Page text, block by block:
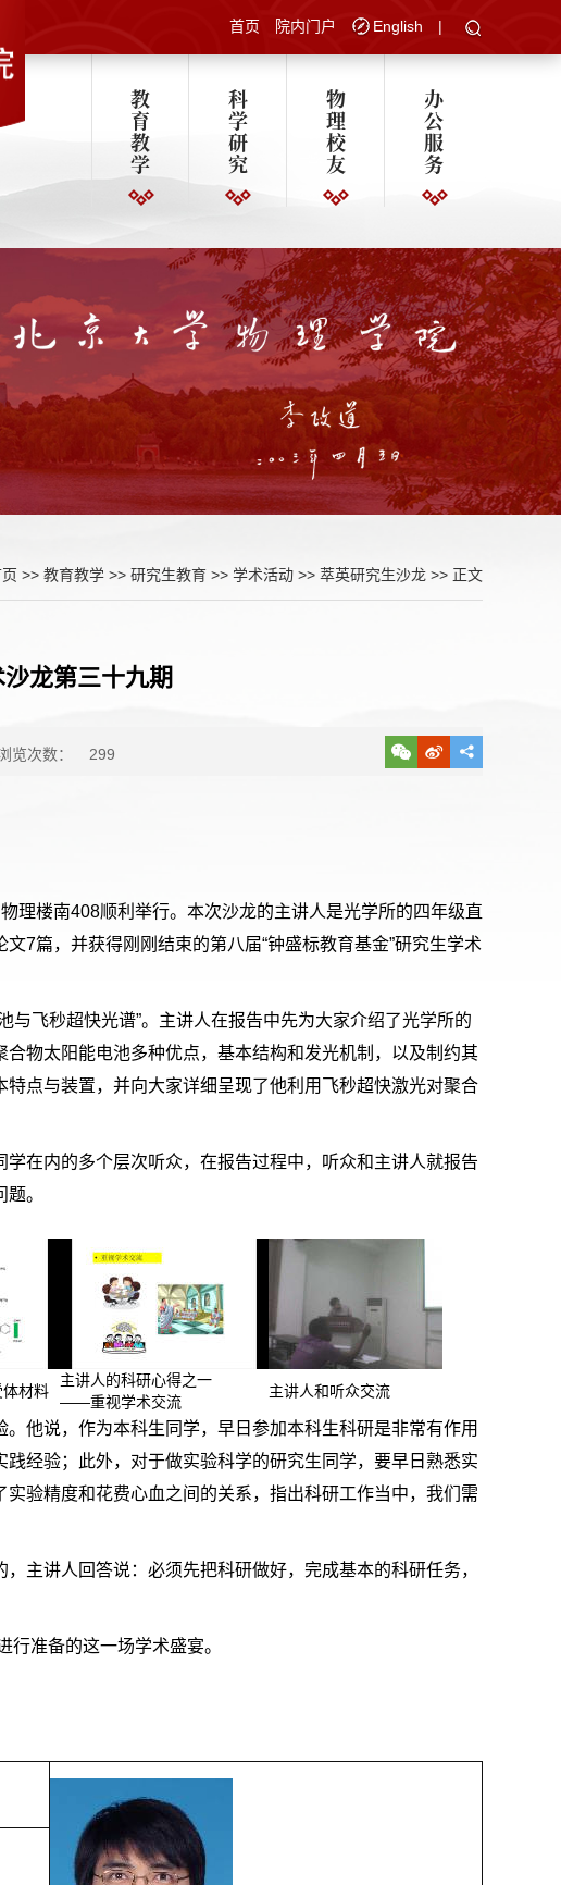
首页 院内门户 English |
教
育
教
学
科
学
研
究
物
理
校
友
办
公
服
务
>> 教育教学 >> 研究生教育 >> 学术活动 >> 萃英研究生沙龙 >> 正文
龙第三十九期
览次数： 299
理楼南408顺利举行。本次沙龙的主讲人是光学所的四年级直
7篇，并获得刚刚结束的第八届“钟盛标教育基金”研究生学术
飞秒超快光谱”。主讲人在报告中先为大家介绍了光学所的
物太阳能电池多种优点，基本结构和发光机制，以及制约其
点与装置，并向大家详细呈现了他利用飞秒超快激光对聚合
在内的多个层次听众，在报告过程中，听众和主讲人就报告
。
材料
主讲人的科研心得之一
——重视学术交流
主讲人和听众交流
他说，作为本科生同学，早日参加本科生科研是非常有作用
经验；此外，对于做实验科学的研究生同学，要早日熟悉实
验精度和花费心血之间的关系，指出科研工作当中，我们需
主讲人回答说：必须先把科研做好，完成基本的科研任务，
准备的这一场学术盛宴。